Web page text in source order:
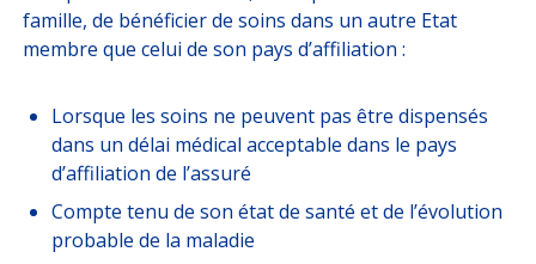
ASSURÉ
CORRESPONDANT D’ENTREPRISE / RH
famille, de bénéficier de soins dans un autre Etat
membre que celui de son pays d’affiliation :
Lorsque les soins ne peuvent pas être dispensés
dans un délai médical acceptable dans le pays
d’affiliation de l’assuré
Compte tenu de son état de santé et de l’évolution
probable de la maladie